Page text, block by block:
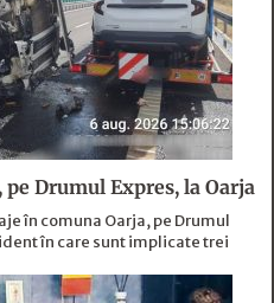
Drumul Expres, la Oarja
în comuna Oarja, pe Drumul
în care sunt implicate trei